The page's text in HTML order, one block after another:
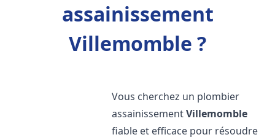
assainissement
Villemomble ?
Vous cherchez un plombier
assainissementVillemomble
fiable et efficace pour résoudre